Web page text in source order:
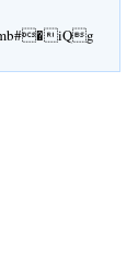
mb#�iQg